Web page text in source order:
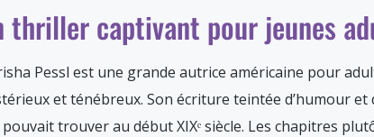
thriller captivant pour jeunes
Pessl est une grande autrice américaine pour
et ténébreux. Son écriture teintée d’humour et
pouvait trouver au début XIXᵉ siècle. Les chapitres